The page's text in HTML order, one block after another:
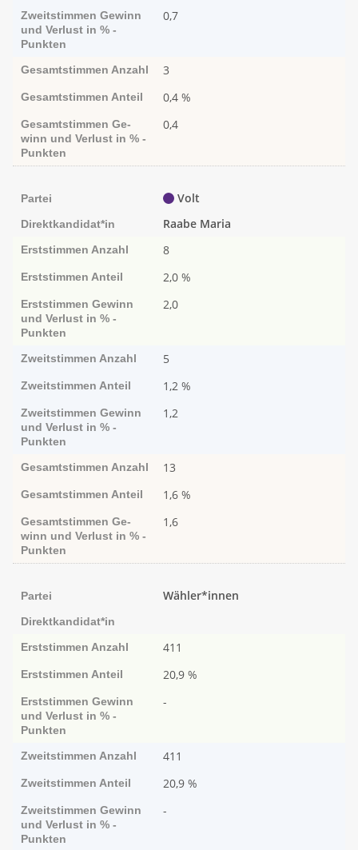
Zweitstimmen Ge­­winn
und Ver­­lust in % -
Punk­ten
0,7
Gesamtstimmen Anzahl 3
Gesamtstimmen Anteil 0,4 %
Gesamtstimmen Ge­­
winn und Ver­­lust in % -
Punk­ten
0,4
Partei Volt
Direktkandidat*in Raabe Maria
Erststimmen Anzahl 8
Erststimmen Anteil 2,0 %
Erststimmen Ge­­winn
und Ver­­lust in % -
Punk­ten
2,0
Zweitstimmen Anzahl 5
Zweitstimmen Anteil 1,2 %
Zweitstimmen Ge­­winn
und Ver­­lust in % -
Punk­ten
1,2
Gesamtstimmen Anzahl 13
Gesamtstimmen Anteil 1,6 %
Gesamtstimmen Ge­­
winn und Ver­­lust in % -
Punk­ten
1,6
Partei Wähler*innen
Direktkandidat*in
Erststimmen Anzahl 411
Erststimmen Anteil 20,9 %
Erststimmen Ge­­winn
und Ver­­lust in % -
Punk­ten
-
Zweitstimmen Anzahl 411
Zweitstimmen Anteil 20,9 %
Zweitstimmen Ge­­winn
und Ver­­lust in % -
Punk­ten
-